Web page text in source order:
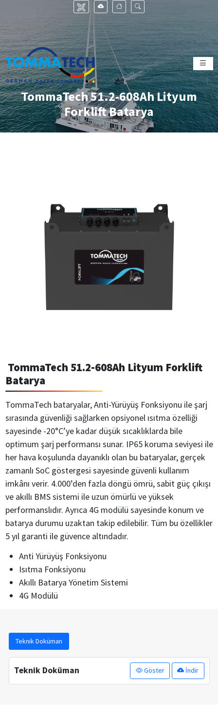
TommaTech 51.2-608Ah Lityum
Forklift Batarya
TommaTech 51.2-608Ah Lityum Forklift
Batarya
TommaTech bataryalar, Anti-Yürüyüş Fonksiyonu ile şarj
sırasında güvenliği sağlarken opsiyonel ısıtma özelliği
sayesinde -20°C’ye kadar düşük sıcaklıklarda bile
optimum şarj performansı sunar. IP65 koruma seviyesi ile
her hava koşulunda dayanıklı olan bu bataryalar, gerçek
zamanlı SoC göstergesi sayesinde güvenli kullanım
imkânı verir. 4.000’den fazla döngü ömrü, sabit güç çıkışı
ve akıllı BMS sistemi ile uzun ömürlü ve yüksek
performanslıdır. Ayrıca 4G modülü sayesinde konum ve
batarya durumu uzaktan takip edilebilir. Tüm bu özellikler
5 yıl garanti ile güvence altındadır.
Anti Yürüyüş Fonksiyonu
Isıtma Fonksiyonu
Akıllı Batarya Yönetim Sistemi
4G Modülü
Teknik Doküman
Teknik Doküman Göster İndir